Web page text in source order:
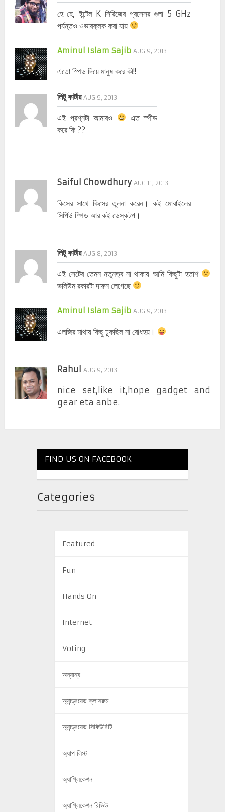
হে হে, ইন্টেল K সিরিজের প্রসেসর গুলা 5 GHz
পর্যন্তও ওভারক্লক করা যায়
Aminul Islam Sajib AUG 9, 2013
এতো স্পিড দিয়ে মানুষ করে কী!!
লিটু কার্টার AUG 9, 2013
এই প্রশ্নটা আমারও
এত স্পীড
করে কি ??
Saiful Chowdhury AUG 11, 2013
কিসের সাথে কিসের তুলনা করেন। কই মোবাইলের
সিপিউ স্পিড আর কই ডেস্কটপ।
লিটু কার্টার AUG 8, 2013
এই সেটের তেমন নতুনত্ব না থাকায় আমি কিছুটা হতাশ
ভলিউম রকারটা দারুন লেগেছে
Aminul Islam Sajib AUG 9, 2013
এলজির মাথায় কিছু ঢুকছিল না বোধহয়।
Rahul AUG 9, 2013
nice set,like it,hope gadget and
gear eta anbe.
FIND US ON FACEBOOK
Categories
Featured
Fun
Hands On
Internet
Voting
অন্যান্য
অ্যান্ড্রয়েড ক্লাসরুম
অ্যান্ড্রয়েড সিকিউরিটি
অ্যাপ লিস্ট
অ্যাপ্লিকেশন
অ্যাপ্লিকেশন রিভিউ